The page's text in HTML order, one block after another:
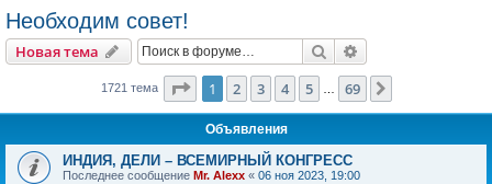
Необходим совет!
Новая тема Поиск
1721 тема Страница из 69
1 2 3 4 5 69
Объявления
ИНДИЯ, ДЕЛИ – ВСЕМИРНЫЙ КОНГРЕСС
Последнее сообщение Mr. Alexx « 06 ноя 2023, 19:00